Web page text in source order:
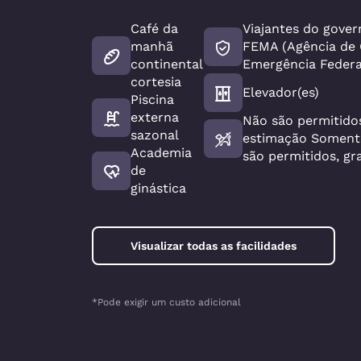
Café da
manhã
continental
cortesia
Piscina
externa
sazonal
Academia
de
ginástica
Viajantes do
FEMA (Agência
Emergência
Elevador(es)
Não são
estimação
são permitidos,
Visualizar todas as facilidades
*Pode exigir um custo adicional